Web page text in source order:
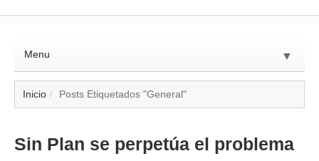
Menu ▼
Inicio Posts Etiquetados "General"
Sin Plan se perpetúa el problema